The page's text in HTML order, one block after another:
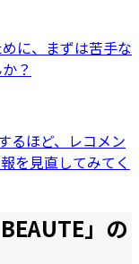
に、まずは苦手な
？
るほど、レコメン
を見直してみてく
」の